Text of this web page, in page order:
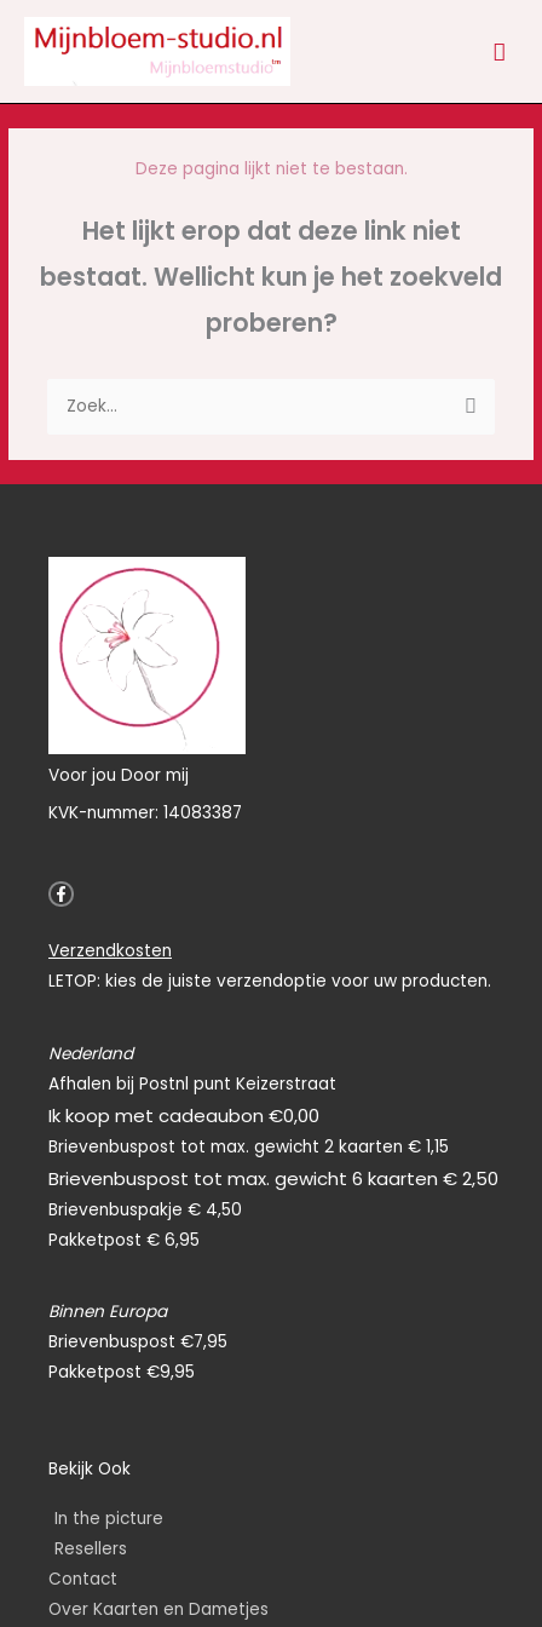
naar
inhoud
Deze pagina lijkt niet te bestaan.
Het lijkt erop dat deze link niet
bestaat. Wellicht kun je het zoekveld
proberen?
Zoek
Voor jou Door mij
KVK-nummer: 14083387
F
a
b
o
Verzendkosten
LETOP: kies de juiste verzendoptie voor uw producten.
Nederland
Afhalen bij Postnl punt Keizerstraat
Ik koop met cadeaubon €0,00
Brievenbuspost tot max. gewicht 2 kaarten € 1,15
Brievenbuspost tot max. gewicht 6 kaarten € 2,50
Brievenbuspakje € 4,50
Pakketpost € 6,95
Binnen Europa
Brievenbuspost €7,95
Pakketpost €9,95
Bekijk Ook
In the picture
Resellers
Contact
Over Kaarten en Dametjes